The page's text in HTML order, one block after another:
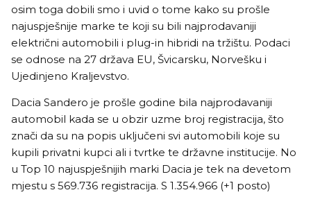
osim toga dobili smo i uvid o tome kako su prošle
najuspješnije marke te koji su bili najprodavaniji
električni automobili i plug-in hibridi na tržištu. Podaci
se odnose na 27 država EU, Švicarsku, Norvešku i
Ujedinjeno Kraljevstvo.
Dacia Sandero je prošle godine bila najprodavaniji
automobil kada se u obzir uzme broj registracija, što
znači da su na popis uključeni svi automobili koje su
kupili privatni kupci ali i tvrtke te državne institucije. No
u Top 10 najuspješnijih marki Dacia je tek na devetom
mjestu s 569.736 registracija. S 1.354.966 (+1 posto)